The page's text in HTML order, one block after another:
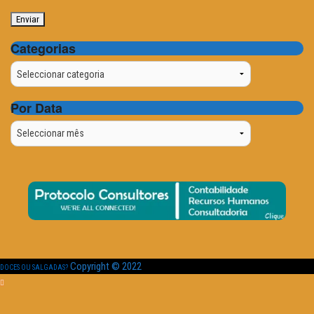
Categorias
Categorias
Por Data
Por
Data
DOCES OU SALGADAS? Copyright © 2022